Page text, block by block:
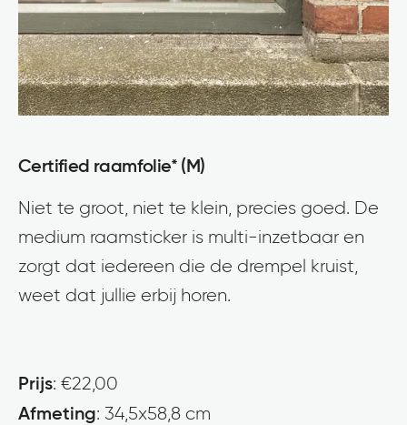
Certified raamfolie* (M)
Niet te groot, niet te klein, precies goed. De
medium raamsticker is multi-inzetbaar en
zorgt dat iedereen die de drempel kruist,
weet dat jullie erbij horen.
Prijs: €22,00
Afmeting: 34,5x58,8 cm